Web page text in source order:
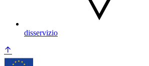
disservizio